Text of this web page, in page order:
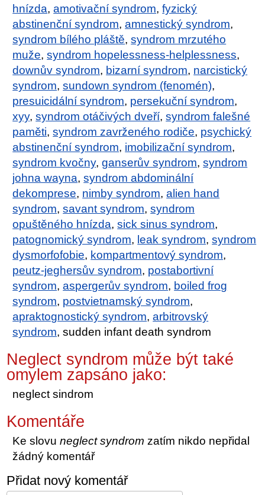
hnízda,amotivační syndrom,fyzický
abstinenční syndrom,amnestický syndrom,
syndrom bílého pláště,syndrom mrzutého
muže,syndrom hopelessness-helplessness,
downův syndrom, bizarní syndrom, narcistický
syndrom,sundown syndrom (fenomén),
presuicidální syndrom, persekuční syndrom,
xyy,syndrom otáčivých dveří,syndrom falešné
paměti,syndrom zavrženého rodiče, psychický
abstinenční syndrom, imobilizační syndrom,
syndrom kvočny,ganserův syndrom,syndrom
johna wayna,syndrom abdominální
dekomprese, nimby syndrom,alien hand
syndrom,savant syndrom,syndrom
opuštěného hnízda,sick sinus syndrom,
patognomický syndrom, leak syndrom,syndrom
dysmorfofobie, kompartmentový syndrom,
peutz-jeghersův syndrom, postabortivní
syndrom,aspergerův syndrom, boiled frog
syndrom, postvietnamský syndrom,
apraktognostický syndrom,arbitrovský
syndrom, sudden infant death syndrom
Neglect syndrom může být také
omylem zapsáno jako:
neglect sindrom
Komentáře
Ke slovuneglect syndrom zatím nikdo nepřidal
žádný komentář
Přidat nový komentář